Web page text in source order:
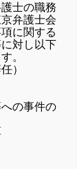
士の職務
弁護士会
に関する
対し以下
。
）
の事件の